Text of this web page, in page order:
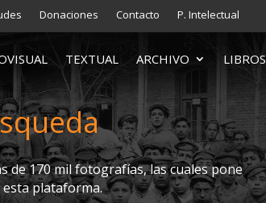
Donaciones Contacto P. Intelectual
TEXTUAL ARCHIVO LIBROS
de 170 mil fotografías, las cuales pone
plataforma.